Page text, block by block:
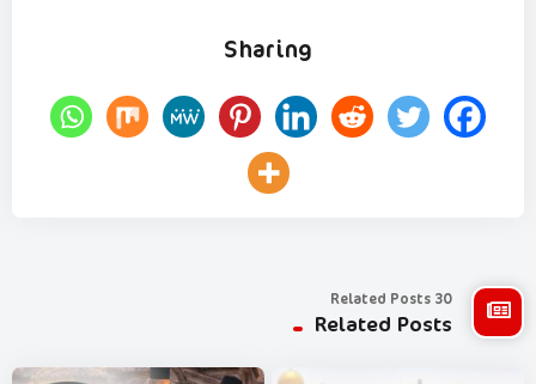
Sharing
30 Related Posts
Related Posts